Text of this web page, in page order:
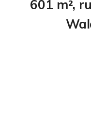
601 m²,